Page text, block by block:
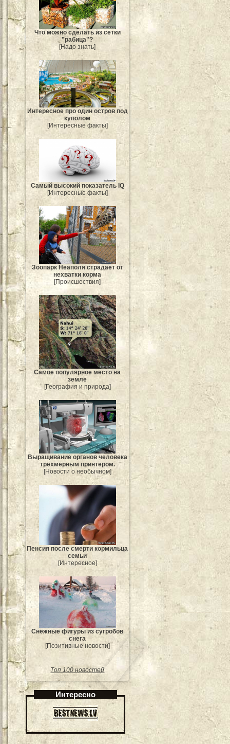
Что можно сделать из сетки
"рабица"?
[Надо знать]
Интересное про один остров под
куполом
[Интересные факты]
Самый высокий показатель IQ
[Интересные факты]
Зоопарк Неаполя страдает от
нехватки корма
[Происшествия]
Самое популярное место на
земле
[География и природа]
Выращивание органов человека
трехмерным принтером.
[Новости о необычном]
Пенсия после смерти кормильца
семьи
[Интересное]
Снежные фигуры из сугробов
снега
[Позитивные новости]
Топ 100 новостей
Интересно